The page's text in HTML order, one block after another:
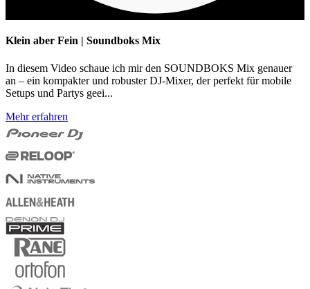
Klein aber Fein | Soundboks Mix
In diesem Video schaue ich mir den SOUNDBOKS Mix genauer
an – ein kompakter und robuster DJ-Mixer, der perfekt für mobile
Setups und Partys geei...
Mehr erfahren